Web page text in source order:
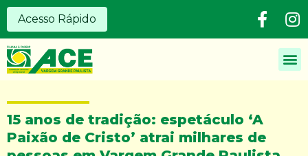
Acesso Rápido
15 anos de tradição: espetáculo ‘A
Paixão de Cristo’ atrai milhares de